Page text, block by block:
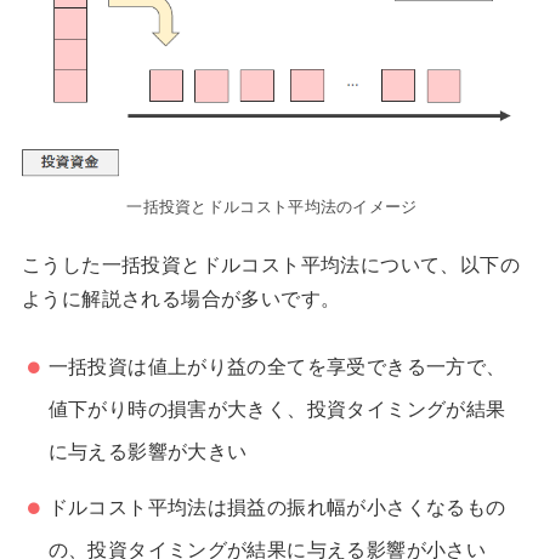
一括投資とドルコスト平均法のイメージ
こうした一括投資とドルコスト平均法について、以下の
ように解説される場合が多いです。
一括投資は値上がり益の全てを享受できる一方で、
値下がり時の損害が大きく、投資タイミングが結果
に与える影響が大きい
ドルコスト平均法は損益の振れ幅が小さくなるもの
の、投資タイミングが結果に与える影響が小さい